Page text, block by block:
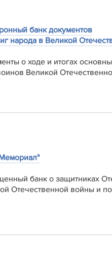
банк документов
народа в Великой
о ходе и итогах
Великой
банк о защитниках
Отечественной войны и